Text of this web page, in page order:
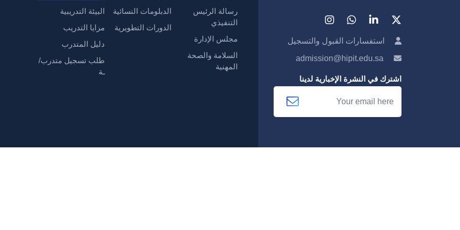
استفسارات القبول والتسجيل
admission@hipit.edu.sa
اشترك في النشرة الإخبارية لدينا
رسالة الرئيس
التنفيذي
مجلس الإدارة
السلامة والصحة
المهنية
الدبلومات النسائية
الدورات التطويرية
البيئة التدريبية
مزايا التدريب
دليل المتدرب
طلب تسجيل متدرب/
ـة